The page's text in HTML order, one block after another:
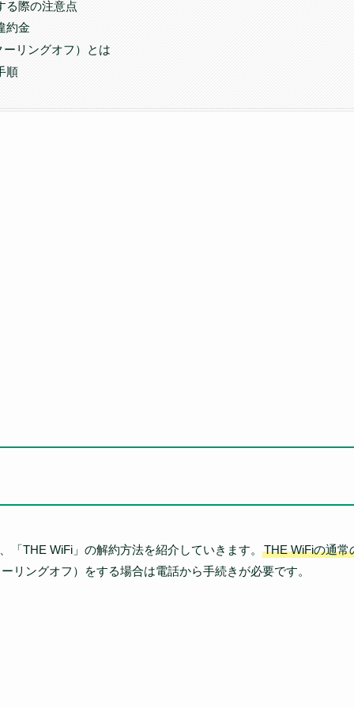
る際の注意点
約金
リングオフ）とは
順
「THE WiFi」の解約方法を紹介していきます。
THE WiFiの通常
リングオフ）をする場合は電話から手続きが必要です。